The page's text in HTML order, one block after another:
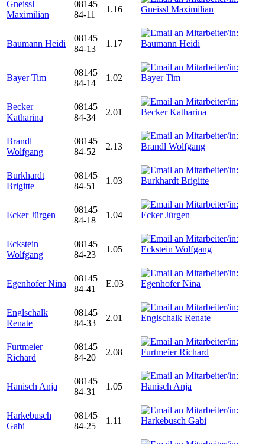
Gneissl
Maximilian
08145
84-11
1.16
Baumann Heidi
08145
84-13
1.17
Bayer Tim
08145
84-14
1.02
Becker
Katharina
08145
84-34
2.01
Brandl
Wolfgang
08145
84-52
2.13
Burkhardt
Brigitte
08145
84-51
1.03
Ecker Jürgen
08145
84-18
1.04
Eckstein
Wolfgang
08145
84-23
1.05
Egenhofer Nina
08145
84-41
E.03
Englschalk
Renate
08145
84-33
2.01
Furtmeier
Richard
08145
84-20
2.08
Hanisch Anja
08145
84-31
1.05
Harkebusch
Gabi
08145
84-25
1.11